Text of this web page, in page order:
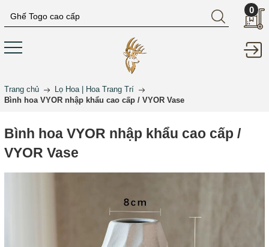
0
Trang chủ
Lọ Hoa | Hoa Trang Trí
Bình hoa VYOR nhập khẩu cao cấp / VYOR Vase
Bình hoa VYOR nhập khẩu cao cấp /
VYOR Vase